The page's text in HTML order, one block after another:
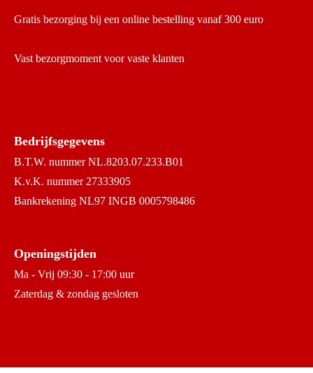
Gratis bezorging bij een online bestelling vanaf 300 euro
Vast bezorgmoment voor vaste klanten
Bedrijfsgegevens
B.T.W. nummer NL.8203.07.233.B01
K.v.K. nummer 27333905
Bankrekening NL97 INGB 0005798486
Openingstijden
Ma - Vrij 09:30 - 17:00 uur
Zaterdag & zondag gesloten